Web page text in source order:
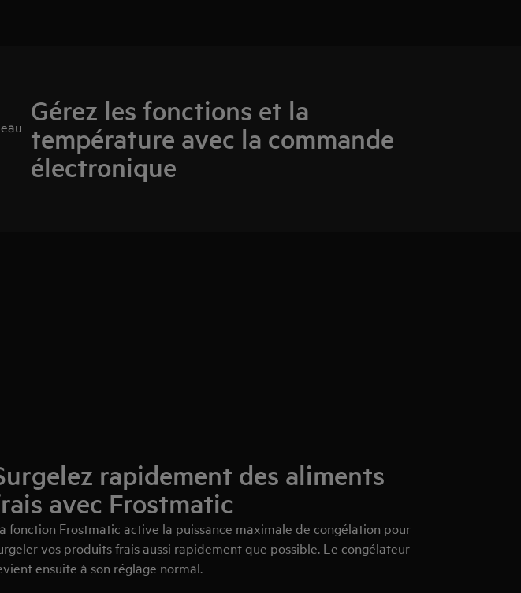
Gérez les fonctions et la
température avec la commande
électronique
rapidement des aliments
avec Frostmatic
fonction Frostmatic active la puissance maximale de congélation pour
vos produits frais aussi rapidement que possible. Le congélateur
ensuite à son réglage normal.